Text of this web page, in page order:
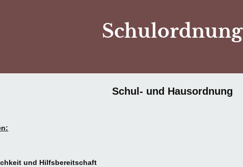
Schulordnung
Schul- und Hausordnung
und Hilfsbereitschaft